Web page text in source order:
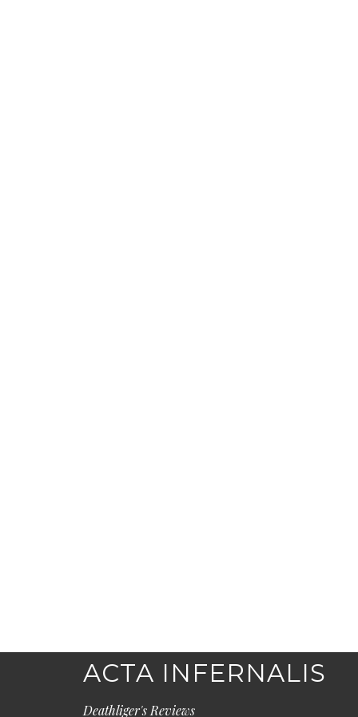
ACTA INFERNALIS
Deathliger's Reviews